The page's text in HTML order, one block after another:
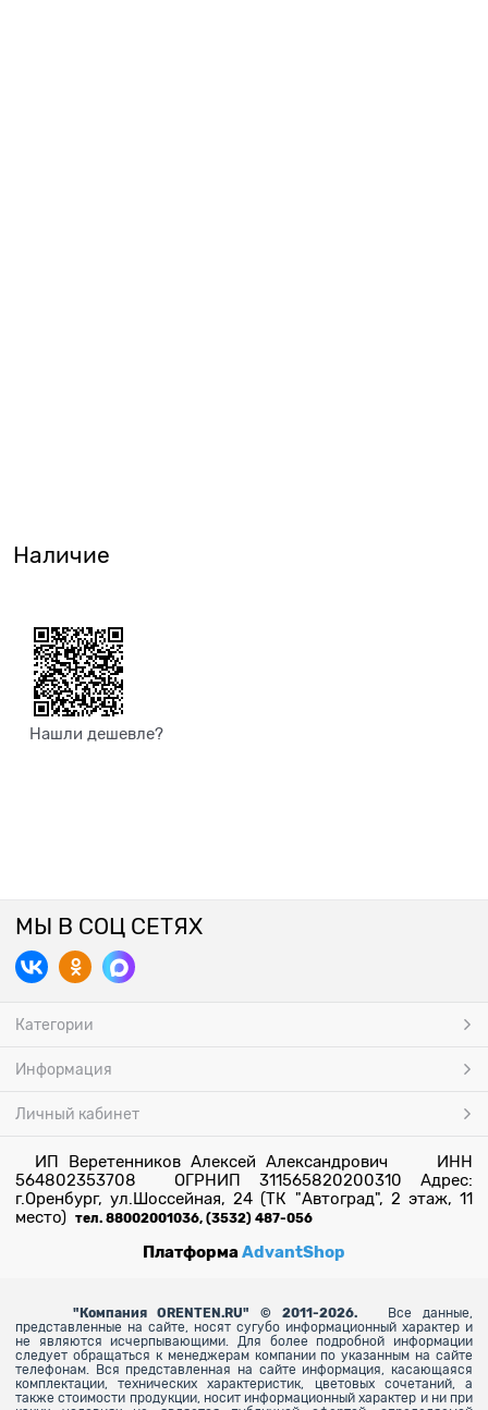
Наличие
Нашли дешевле?
МЫ В СОЦ СЕТЯХ
Категории
Информация
Личный кабинет
ИП Веретенников Алексей Александрович ИНН
564802353708 ОГРНИП 311565820200310 Адрес:
г.Оренбург, ул.Шоссейная, 24 (ТК "Автоград", 2 этаж, 11
место) тел. 88002001036, (3532) 487-056
ПлатформаAdvantShop
" Компания ORENTEN.RU" © 2011-2026.
Все данные,
представленные на сайте, носят сугубо информационный характер и
не являются исчерпывающими. Для более подробной информации
следует обращаться к менеджерам компании по указанным на сайте
телефонам. Вся представленная на сайте информация, касающаяся
комплектации, технических характеристик, цветовых сочетаний, а
также стоимости продукции, носит информационный характер и ни при